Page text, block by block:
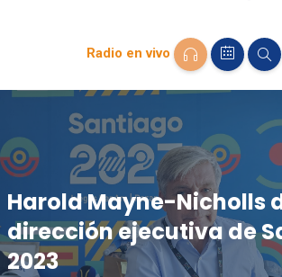
Radio en vivo
Harold Mayne-Nicholls
dirección ejecutiva de
2023